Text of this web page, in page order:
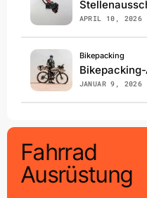
APRIL 10, 2026
Bikepacking
JANUAR 9, 2026
Fahrrad
Ausrüstung